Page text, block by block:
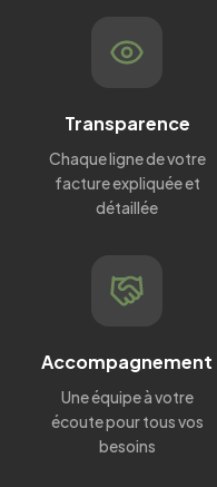
Transparence
Chaque ligne de votre
facture expliquée et
détaillée
Accompagnement
Une équipe à votre
écoute pour tous vos
besoins